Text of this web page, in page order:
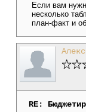
Если вам
несколько
план-факт и
RE: